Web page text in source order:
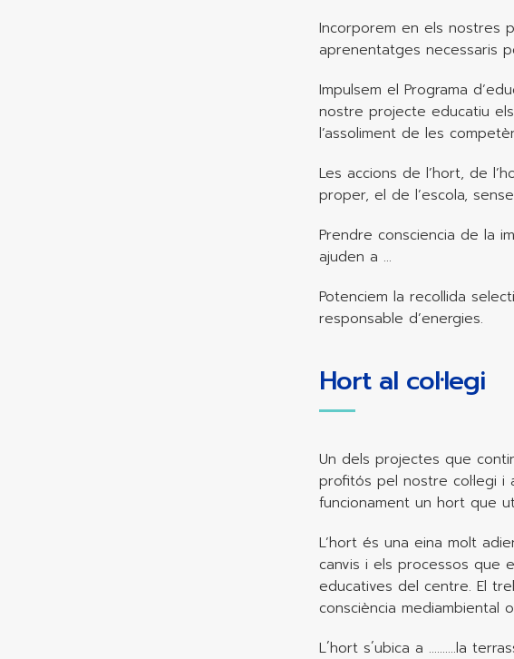
Incorporem en els nostres
aprenentatges necessaris
Impulsem el Programa
nostre projecte educatiu
l’assoliment de les
Les accions de l’hort, de
proper, el de l’escola,
Prendre consciencia de la
ajuden a …
Potenciem la recollida
responsable d’energies.
Hort al col·legi
Un dels projectes que
profitós pel nostre col·legi i
funcionament un hort que
L’hort és una eina molt
canvis i els processos que
educatives del centre. El
consciència mediambiental
L´hort s´ubica a ……….la